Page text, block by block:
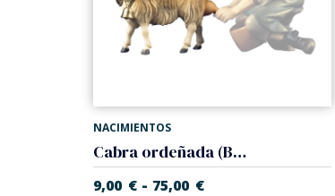
NACIMIENTOS
Cabra ordeñada (Belen Casales)
9,00 €- 75,00 €